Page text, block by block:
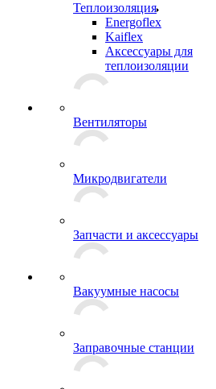
Теплоизоляция
Energoflex
Kaiflex
Аксессуары для
теплоизоляции
Вентиляторы
Микродвигатели
Запчасти и аксессуары
Вакуумные насосы
Заправочные станции